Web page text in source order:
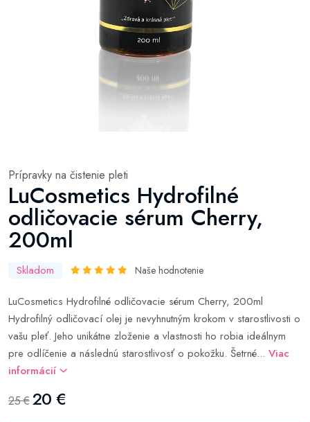
Prípravky na čistenie pleti
LuCosmetics Hydrofilné
odličovacie sérum Cherry,
200ml
Skladom Naše hodnotenie
LuCosmetics Hydrofilné odličovacie sérum Cherry, 200ml
Hydrofilný odličovací olej je nevyhnutným krokom v starostlivosti o
vašu pleť. Jeho unikátne zloženie a vlastnosti ho robia ideálnym
pre odlíčenie a následnú starostlivosť o pokožku. Šetrné... Viac
informácií
25 €20 €